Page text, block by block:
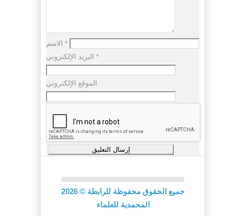
*
*
الموقع الإلكتروني
2026 © جميع الحقوق محفوظة للرابطة
المحمدية للعلماء